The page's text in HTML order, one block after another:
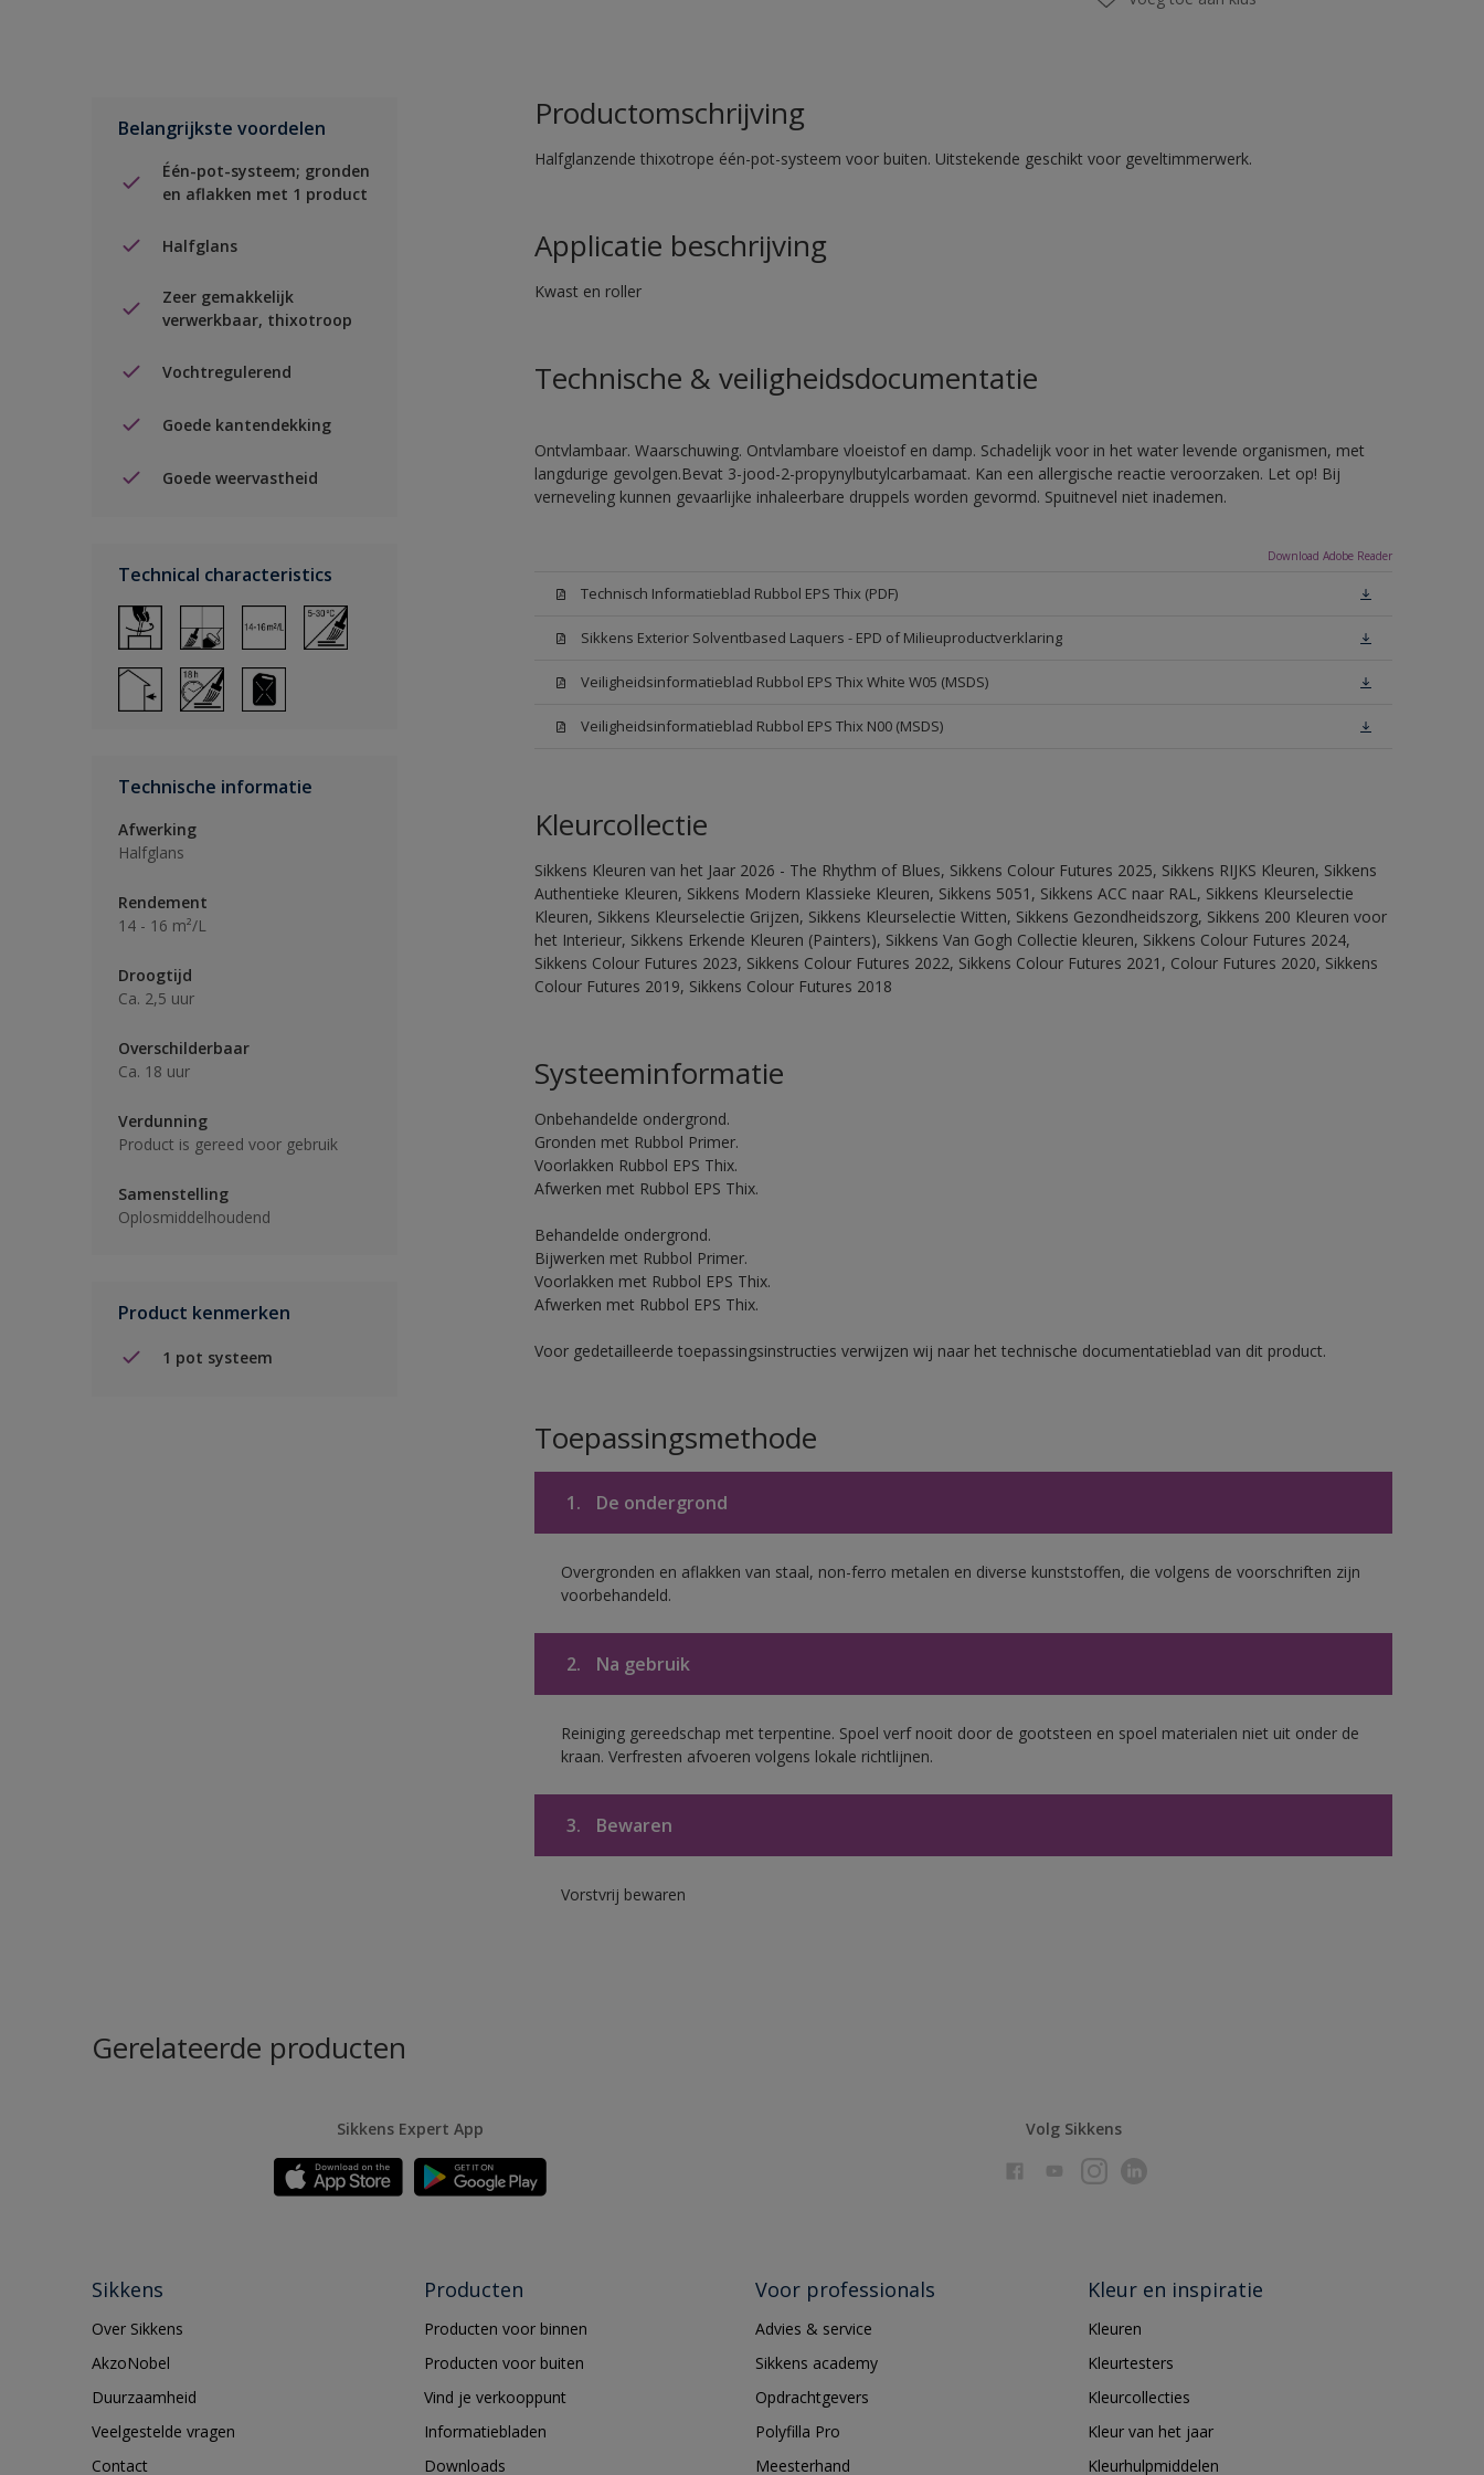
Belangrijkste voordelen
Één-pot-systeem; gronden
en aflakken met 1 product
Halfglans
Zeer gemakkelijk
verwerkbaar, thixotroop
Vochtregulerend
Goede kantendekking
Goede weervastheid
Technical characteristics
Technische informatie
Afwerking
Halfglans
Rendement
14 - 16 m²/L
Droogtijd
Ca. 2,5 uur
Overschilderbaar
Ca. 18 uur
Verdunning
Product is gereed voor gebruik
Samenstelling
Oplosmiddelhoudend
Product kenmerken
1 pot systeem
Productomschrijving
Halfglanzende thixotrope één-pot-systeem voor buiten. Uitstekende geschikt voor geveltimmerwerk.
Applicatie beschrijving
Kwast en roller
Technische & veiligheidsdocumentatie
Ontvlambaar. Waarschuwing. Ontvlambare vloeistof en damp. Schadelijk voor in het water levende organismen, met
langdurige gevolgen.Bevat 3-jood-2-propynylbutylcarbamaat. Kan een allergische reactie veroorzaken. Let op! Bij
verneveling kunnen gevaarlijke inhaleerbare druppels worden gevormd. Spuitnevel niet inademen.
Download Adobe Reader
Technisch Informatieblad Rubbol EPS Thix (PDF)
Sikkens Exterior Solventbased Laquers - EPD of Milieuproductverklaring
Veiligheidsinformatieblad Rubbol EPS Thix White W05 (MSDS)
Veiligheidsinformatieblad Rubbol EPS Thix N00 (MSDS)
Kleurcollectie
Sikkens Kleuren van het Jaar 2026 - The Rhythm of Blues, Sikkens Colour Futures 2025, Sikkens RIJKS Kleuren, Sikkens
Authentieke Kleuren, Sikkens Modern Klassieke Kleuren, Sikkens 5051, Sikkens ACC naar RAL, Sikkens Kleurselectie
Kleuren, Sikkens Kleurselectie Grijzen, Sikkens Kleurselectie Witten, Sikkens Gezondheidszorg, Sikkens 200 Kleuren voor
het Interieur, Sikkens Erkende Kleuren (Painters), Sikkens Van Gogh Collectie kleuren, Sikkens Colour Futures 2024,
Sikkens Colour Futures 2023, Sikkens Colour Futures 2022, Sikkens Colour Futures 2021, Colour Futures 2020, Sikkens
Colour Futures 2019, Sikkens Colour Futures 2018
Systeeminformatie
Onbehandelde ondergrond.
Gronden met Rubbol Primer.
Voorlakken Rubbol EPS Thix.
Afwerken met Rubbol EPS Thix.
Behandelde ondergrond.
Bijwerken met Rubbol Primer.
Voorlakken met Rubbol EPS Thix.
Afwerken met Rubbol EPS Thix.
Voor gedetailleerde toepassingsinstructies verwijzen wij naar het technische documentatieblad van dit product.
Toepassingsmethode
1. De ondergrond
Overgronden en aflakken van staal, non-ferro metalen en diverse kunststoffen, die volgens de voorschriften zijn
voorbehandeld.
2. Na gebruik
Reiniging gereedschap met terpentine. Spoel verf nooit door de gootsteen en spoel materialen niet uit onder de
kraan. Verfresten afvoeren volgens lokale richtlijnen.
3. Bewaren
Vorstvrij bewaren
Gerelateerde producten
Sikkens Expert App Volg Sikkens
Sikkens
Over Sikkens
AkzoNobel
Duurzaamheid
Veelgestelde vragen
Contact
Producten
Producten voor binnen
Producten voor buiten
Vind je verkooppunt
Informatiebladen
Downloads
Voor professionals
Advies & service
Sikkens academy
Opdrachtgevers
Polyfilla Pro
Meesterhand
Kleur en inspiratie
Kleuren
Kleurtesters
Kleurcollecties
Kleur van het jaar
Kleurhulpmiddelen